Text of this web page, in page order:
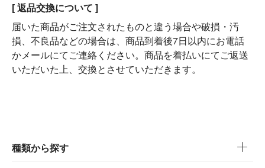
[ 返品交換について ]
届いた商品がご注文されたものと違う場合や破損・汚
損、不良品などの場合は、商品到着後7日以内にお電話
かメールにてご連絡ください。商品を着払いにてご返送
いただいた上、交換とさせていただきます。
種類から探す